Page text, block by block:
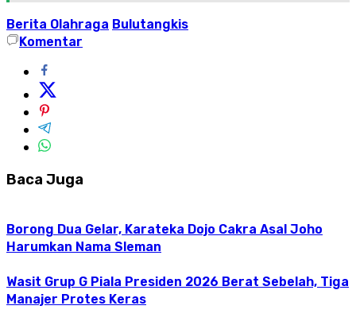
Berita Olahraga Bulutangkis
Komentar
Baca Juga
Borong Dua Gelar, Karateka Dojo Cakra Asal Joho
Harumkan Nama Sleman
Wasit Grup G Piala Presiden 2026 Berat Sebelah, Tiga
Manajer Protes Keras